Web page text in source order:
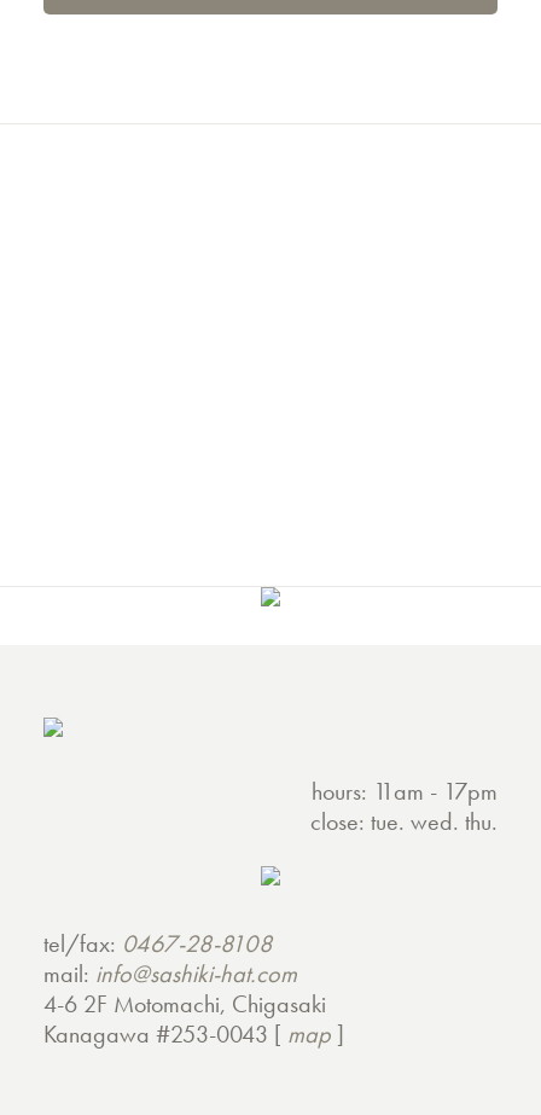
hours: 11am - 17pm
close: tue. wed. thu.
tel/fax: 0467-28-8108
mail: info@sashiki-hat.com
4-6 2F Motomachi, Chigasaki
Kanagawa #253-0043 [ map]